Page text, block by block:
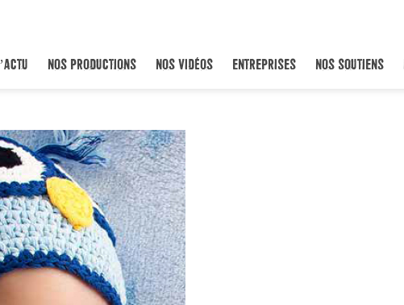
NOS PRODUCTIONS NOS VIDÉOS ENTREPRISES NOS SOUTIENS